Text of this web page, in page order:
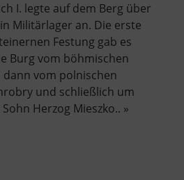
I. legte auf dem Berg über
Militärlager an. Die erste
Festung gab es
Burg vom böhmischen
dann vom polnischen
und schließlich um
Herzog Mieszko.. »